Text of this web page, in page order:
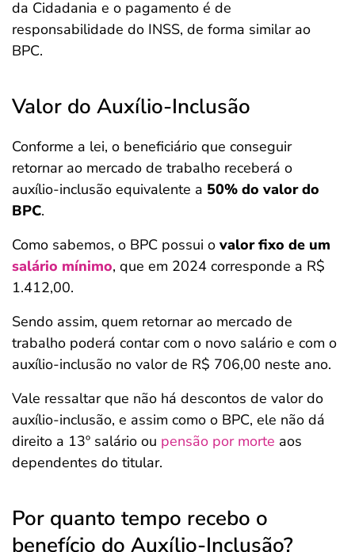
da Cidadania e o pagamento é de
responsabilidade do INSS, de forma similar ao
BPC.
Valor do Auxílio-Inclusão
Conforme a lei, o beneficiário que conseguir
retornar ao mercado de trabalho receberá o
auxílio-inclusão equivalente a 50% do valor do
BPC.
Como sabemos, o BPC possui o valor fixo de um
salário mínimo, que em 2024 corresponde a R$
1.412,00.
Sendo assim, quem retornar ao mercado de
trabalho poderá contar com o novo salário e com o
auxílio-inclusão no valor de R$ 706,00 neste ano.
Vale ressaltar que não há descontos de valor do
auxílio-inclusão, e assim como o BPC, ele não dá
direito a 13º salário ou pensão por morte aos
dependentes do titular.
Por quanto tempo recebo o
benefício do Auxílio-Inclusão?